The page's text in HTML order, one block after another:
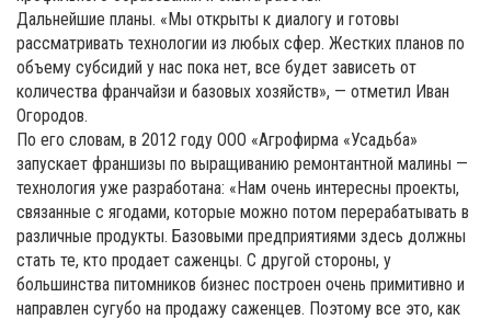
Дальнейшие планы. «Мы открыты к диалогу и готовы
рассматривать технологии из любых сфер. Жестких планов по
объему субсидий у нас пока нет, все будет зависеть от
количества франчайзи и базовых хозяйств», — отметил Иван
Огородов.
По его словам, в 2012 году ООО «Агрофирма «Усадьба»
запускает франшизы по выращиванию ремонтантной малины —
технология уже разработана: «Нам очень интересны проекты,
связанные с ягодами, которые можно потом перерабатывать в
различные продукты. Базовыми предприятиями здесь должны
стать те, кто продает саженцы. С другой стороны, у
большинства питомников бизнес построен очень примитивно и
направлен сугубо на продажу саженцев. Поэтому все это, как